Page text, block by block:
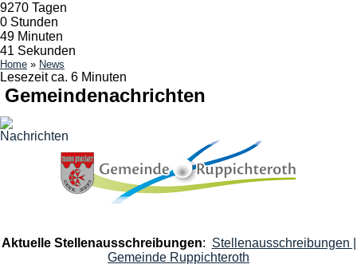
9270 Tagen
0 Stunden
49 Minuten
42 Sekunden
Home » News
Lesezeit ca. 6 Minuten
Gemeindenachrichten
Aktuelle Stellenausschreibungen: Stellenausschreibungen |
Gemeinde Ruppichteroth